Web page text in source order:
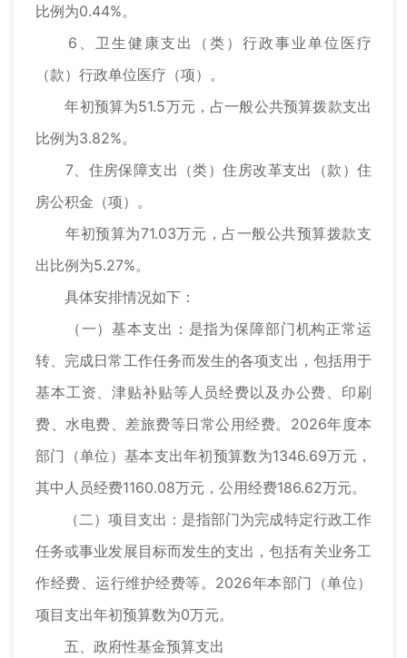
比例为0.44%。
6、卫生健康支出（类）行政事业单位医疗
（款）行政单位医疗（项）。
年初预算为51.5万元，占一般公共预算拨款支出
比例为3.82%。
7、住房保障支出（类）住房改革支出（款）住
房公积金（项）。
年初预算为71.03万元，占一般公共预算拨款支
出比例为5.27%。
具体安排情况如下：
（一）基本支出：是指为保障部门机构正常运
转、完成日常工作任务而发生的各项支出，包括用于
基本工资、津贴补贴等人员经费以及办公费、印刷
费、水电费、差旅费等日常公用经费。2026年度本
部门（单位）基本支出年初预算数为1346.69万元，
其中人员经费1160.08万元，公用经费186.62万元。
（二）项目支出：是指部门为完成特定行政工作
任务或事业发展目标而发生的支出，包括有关业务工
作经费、运行维护经费等。2026年本部门（单位）
项目支出年初预算数为0万元。
五、政府性基金预算支出